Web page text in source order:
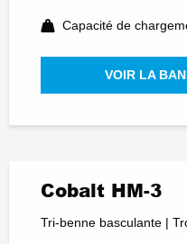
Capacité de
VOIR LA
Cobalt HM-3
Tri-benne basculante |